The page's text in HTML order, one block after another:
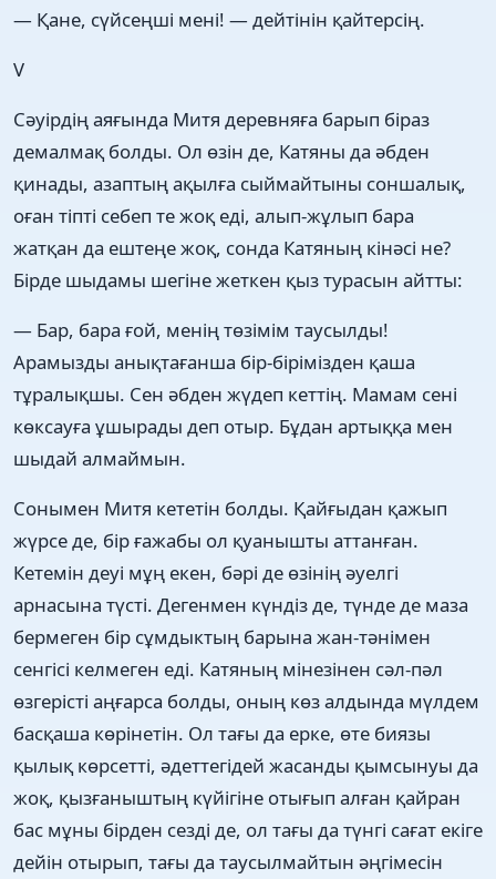
— Қане, сүйсеңші мені! — дейтінін қайтерсің.
V
Сәуірдің аяғында Митя деревняға барып біраз
демалмақ болды. Ол өзін де, Катяны да әбден
қинады, азаптың ақылға сыймайтыны соншалық,
оған тіпті себеп те жоқ еді, алып-жұлып бара
жатқан да ештеңе жоқ, сонда Катяның кінәсі не?
Бірде шыдамы шегіне жеткен қыз турасын айтты:
— Бар, бара ғой, менің төзімім таусылды!
Арамызды анықтағанша бір-бірімізден қаша
тұралықшы. Сен әбден жүдеп кеттің. Мамам сені
көксауға ұшырады деп отыр. Бұдан артыққа мен
шыдай алмаймын.
Сонымен Митя кететін болды. Қайғыдан қажып
жүрсе де, бір ғажабы ол қуанышты аттанған.
Кетемін деуі мұң екен, бәрі де өзінің әуелгі
арнасына түсті. Дегенмен күндіз де, түнде де маза
бермеген бір сұмдыктың барына жан-тәнімен
сенгісі келмеген еді. Катяның мінезінен сәл-пәл
өзгерісті аңғарса болды, оның көз алдында мүлдем
басқаша көрінетін. Ол тағы да ерке, өте биязы
қылық көрсетті, әдеттегідей жасанды қымсынуы да
жоқ, қызғаныштың күйігіне отығып алған қайран
бас мұны бірден сезді де, ол тағы да түнгі сағат екіге
дейін отырып, тағы да таусылмайтын әңгімесін